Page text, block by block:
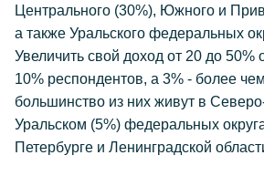
Центрального (30%), Южного и
а также Уральского федеральных
Увеличить свой доход от 20 до
10% респондентов, а 3% - более
большинство из них живут в
Уральском (5%) федеральных
Петербурге и Ленинградской